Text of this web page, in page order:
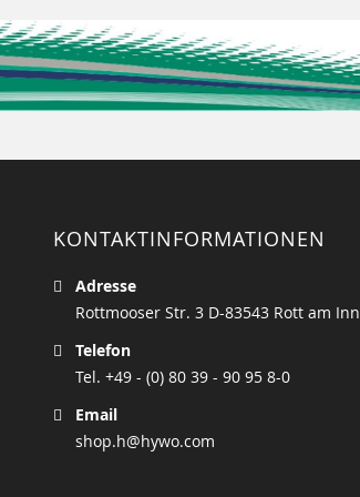
KONTAKTINFORMATIONEN
Adresse
Rottmooser Str. 3 D-83543 Rott am Inn
Telefon
Tel. +49 - (0) 80 39 - 90 95 8-0
Email
shop.h@hywo.com